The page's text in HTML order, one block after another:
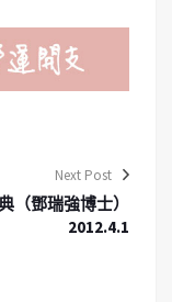
Next Post
（鄧瑞強博士）
2012.4.1